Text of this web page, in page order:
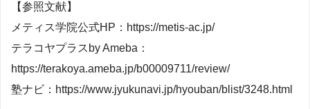
【参照文献】
メティス学院公式HP：https://metis-ac.jp/
テラコヤプラスby Ameba：
https://terakoya.ameba.jp/b00009711/review/
塾ナビ：https://www.jyukunavi.jp/hyouban/blist/3248.html